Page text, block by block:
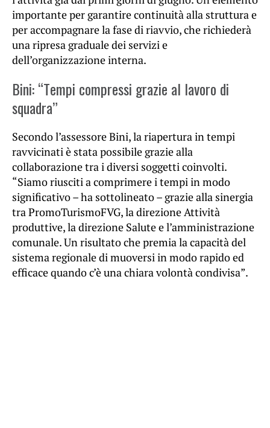
importante per garantire continuità alla struttura e
per accompagnare la fase di riavvio, che richiederà
una ripresa graduale dei servizi e
dell’organizzazione interna.
Bini: “Tempi compressi grazie al lavoro di
squadra”
Secondo l’assessore Bini, la riapertura in tempi
ravvicinati è stata possibile grazie alla
collaborazione tra i diversi soggetti coinvolti.
“Siamo riusciti a comprimere i tempi in modo
significativo – ha sottolineato – grazie alla sinergia
tra PromoTurismoFVG, la direzione Attività
produttive, la direzione Salute e l’amministrazione
comunale. Un risultato che premia la capacità del
sistema regionale di muoversi in modo rapido ed
efficace quando c’è una chiara volontà condivisa”.